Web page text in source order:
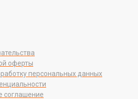
оферты
персональных данных
соглашение